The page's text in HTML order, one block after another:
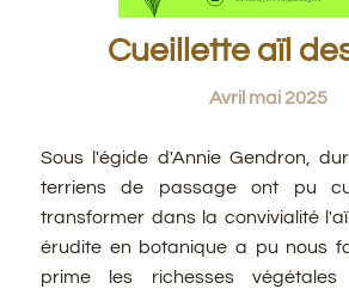
Cueillette aïl
Avril mai 2025
Sous l'égide d'Annie Gendron,
terriens de passage ont pu
transformer dans la convivialité
érudite en botanique a pu nous
prime les richesses